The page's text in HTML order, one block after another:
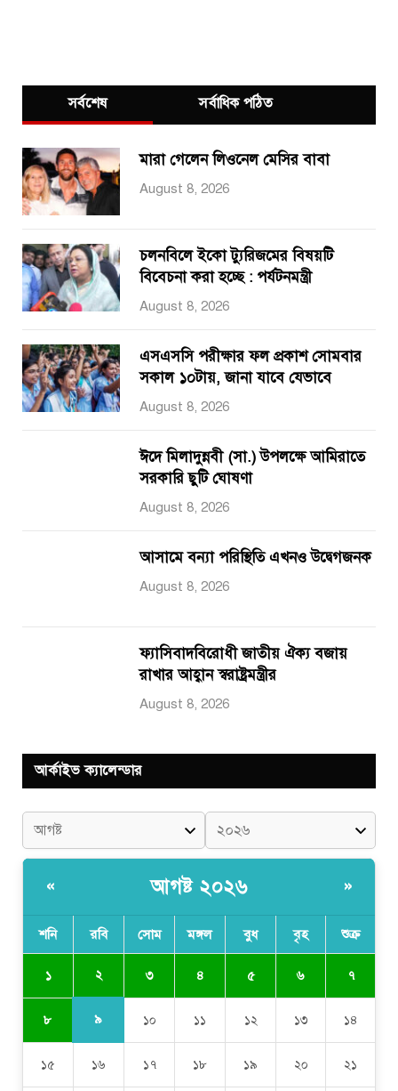
সর্বশেষ সর্বাধিক পঠিত
মারা গেলেন লিওনেল মেসির বাবা
August 8, 2026
চলনবিলে ইকো ট্যুরিজমের বিষয়টি
বিবেচনা করা হচ্ছে : পর্যটনমন্ত্রী
August 8, 2026
এসএসসি পরীক্ষার ফল প্রকাশ সোমবার
সকাল ১০টায়, জানা যাবে যেভাবে
August 8, 2026
ঈদে মিলাদুন্নবী (সা.) উপলক্ষে আমিরাতে
সরকারি ছুটি ঘোষণা
August 8, 2026
আসামে বন্যা পরিস্থিতি এখনও উদ্বেগজনক
August 8, 2026
ফ্যাসিবাদবিরোধী জাতীয় ঐক্য বজায়
রাখার আহ্বান স্বরাষ্ট্রমন্ত্রীর
August 8, 2026
আর্কাইভ ক্যালেন্ডার
« আগষ্ট ২০২৬ »
শনি রবি সোম মঙ্গল বুধ বৃহ শুক্র
১ ২ ৩ ৪ ৫ ৬ ৭
৮ ৯ ১০ ১১ ১২ ১৩ ১৪
১৫ ১৬ ১৭ ১৮ ১৯ ২০ ২১